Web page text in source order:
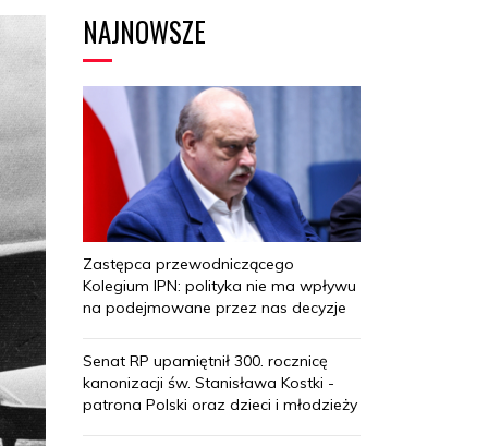
NAJNOWSZE
Zastępca przewodniczącego
Kolegium IPN: polityka nie ma wpływu
na podejmowane przez nas decyzje
Senat RP upamiętnił 300. rocznicę
kanonizacji św. Stanisława Kostki -
patrona Polski oraz dzieci i młodzieży